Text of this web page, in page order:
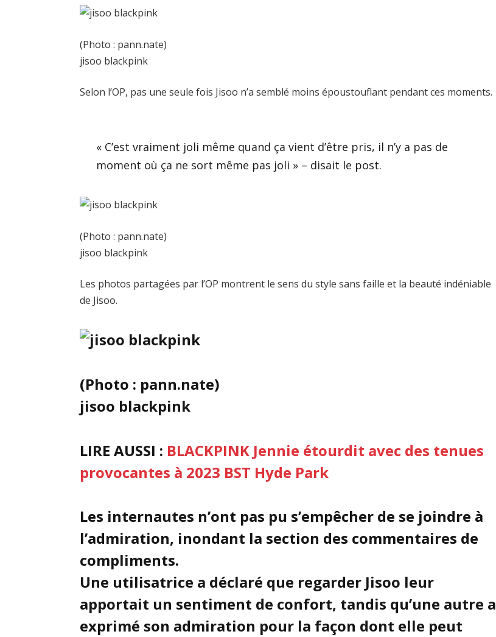
(Photo : pann.nate)
jisoo blackpink
Selon l’OP, pas une seule fois Jisoo n’a semblé moins époustouflant pendant ces moments.
« C’est vraiment joli même quand ça vient d’être pris, il n’y a pas de
moment où ça ne sort même pas joli » – disait le post.
(Photo : pann.nate)
jisoo blackpink
Les photos partagées par l’OP montrent le sens du style sans faille et la beauté indéniable
de Jisoo.
(Photo : pann.nate)
jisoo blackpink
LIRE AUSSI : BLACKPINK Jennie étourdit avec des tenues
provocantes à 2023 BST Hyde Park
Les internautes n’ont pas pu s’empêcher de se joindre à
l’admiration, inondant la section des commentaires de
compliments.
Une utilisatrice a déclaré que regarder Jisoo leur
apportait un sentiment de confort, tandis qu’une autre a
exprimé son admiration pour la façon dont elle peut